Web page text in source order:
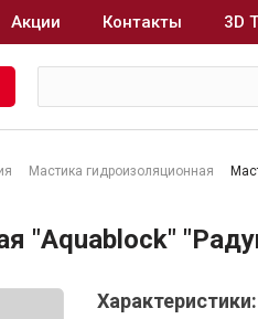
Мастика гидроизоляционная
"Aquablock"
Характеристики:
Акции Контакты 3D
Герметики